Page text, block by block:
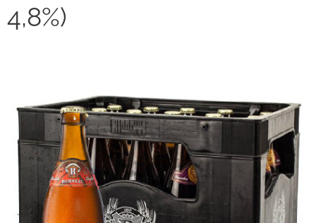
4,8%)